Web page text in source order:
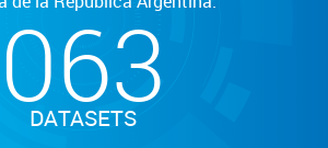
063
DATASETS